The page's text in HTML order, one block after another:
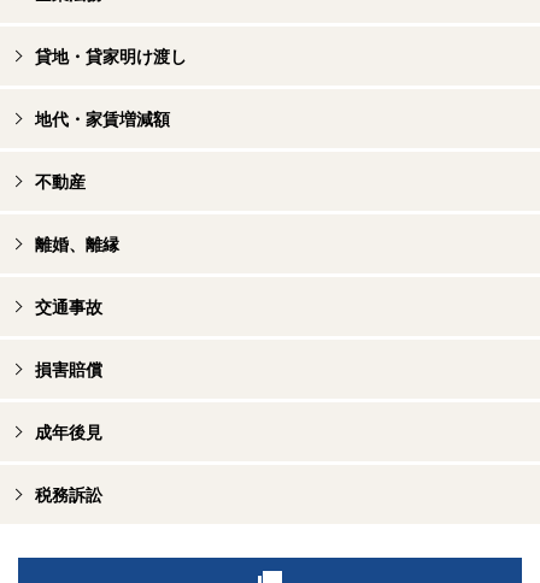
貸地・貸家明け渡し
地代・家賃増減額
不動産
離婚、離縁
交通事故
損害賠償
成年後見
税務訴訟